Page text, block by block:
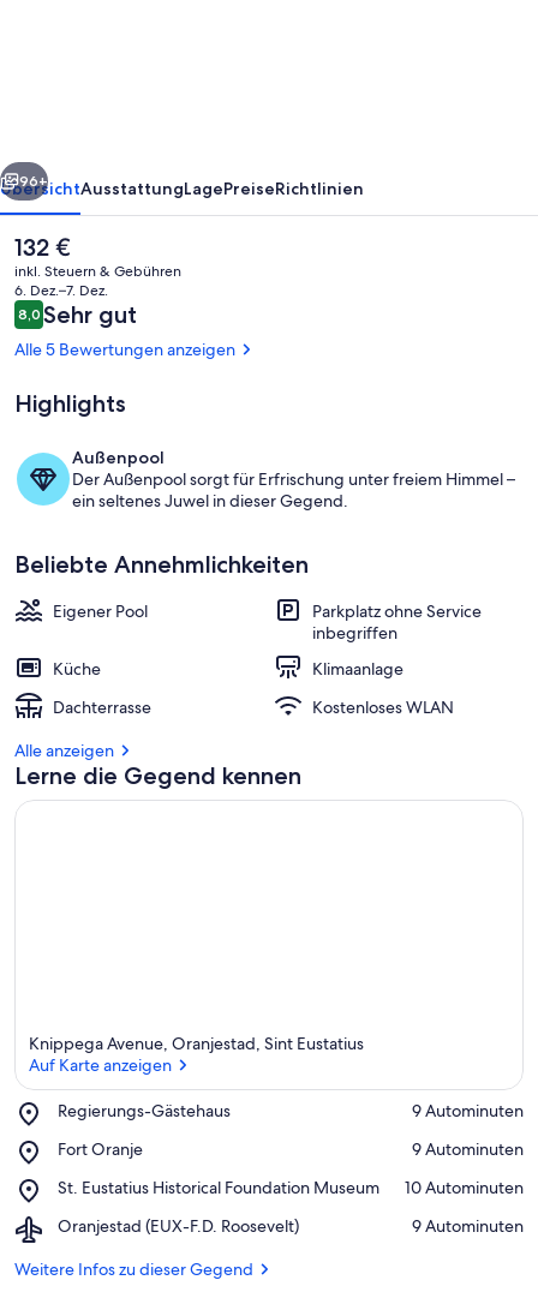
Weiter
96+
ÜbersichtAusstattungLagePreiseRichtlinien
Der
aktuelle
Preis
beträgt
132 €.
132 €
inkl. Steuern & Gebühren
6. Dez.–7. Dez.
Bewertungen
8,08,0 von 10.
Sehr gut
Alle 5 Bewertungen anzeigen
Highlights
Außenpool
Der Außenpool sorgt für Erfrischung unter freiem Himmel –
ein seltenes Juwel in dieser Gegend.
Beliebte Annehmlichkeiten
Eigener Pool
Parkplatz ohne Service
inbegriffen
Küche
Klimaanlage
Dachterrasse
Kostenloses WLAN
Alle anzeigen
Lerne die Gegend kennen
Knippega Avenue, Oranjestad, Sint Eustatius
Auf Karte anzeigen
Regierungs-Gästehaus
Place,
Gästehaus
‪9 Autominuten‬
Fort Oranje
Place,
Oranje
‪9 Autominuten‬
St. Eustatius Historical Foundation Museum
Place,
Eustatius
Foundation
‪10 Autominuten‬
Oranjestad (EUX-F.D. Roosevelt)
Airport,
(EUX-
‪9 Autominuten‬
Weitere Infos zu dieser Gegend